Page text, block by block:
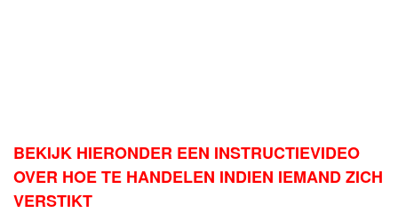
BEKIJK HIERONDER EEN INSTRUCTIEVIDEO
OVER HOE TE HANDELEN INDIEN IEMAND ZICH
VERSTIKT